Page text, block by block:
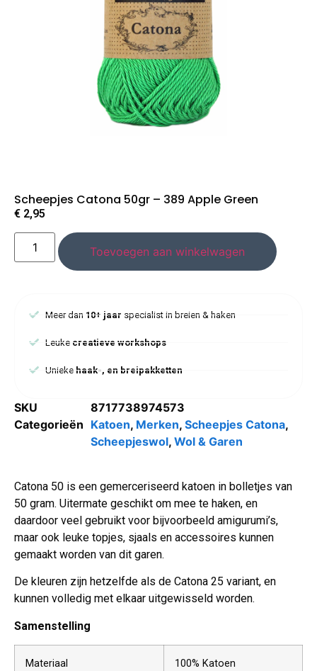
Scheepjes Catona 50gr – 389 Apple Green
€ 2,95
Toevoegen aan winkelwagen
Meer dan 10+ jaar specialist in breien & haken
Leuke creatieve workshops
Uniekehaak-, en breipakketten
SKU
8717738974573
Categorieën Katoen, Merken, Scheepjes Catona,
Scheepjeswol, Wol & Garen
Catona 50 is een gemerceriseerd katoen in bolletjes van
50 gram. Uitermate geschikt om mee te haken, en
daardoor veel gebruikt voor bijvoorbeeld amigurumi’s,
maar ook leuke topjes, sjaals en accessoires kunnen
gemaakt worden van dit garen.
De kleuren zijn hetzelfde als de Catona 25 variant, en
kunnen volledig met elkaar uitgewisseld worden.
Samenstelling
Materiaal 100% Katoen